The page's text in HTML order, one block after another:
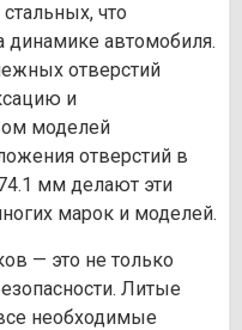
что
динамике автомобиля.
отверстий
и
моделей
отверстий в
мм делают эти
марок и моделей.
— это не только
Литые
необходимые